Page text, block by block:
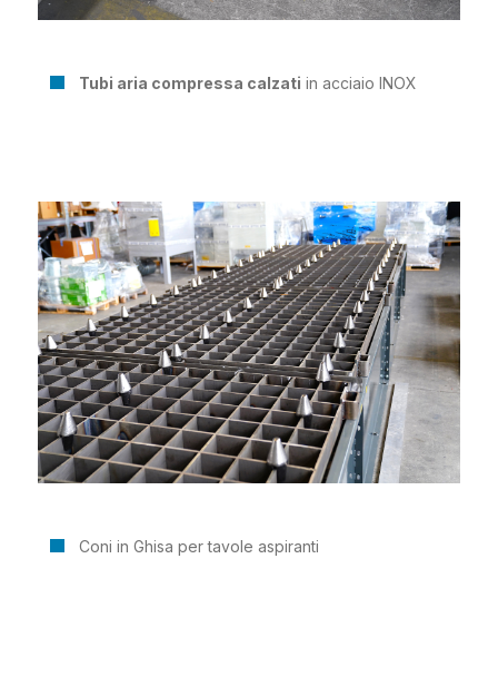
Tubi aria compressa calzati in acciaio INOX
Coni in Ghisa per tavole aspiranti